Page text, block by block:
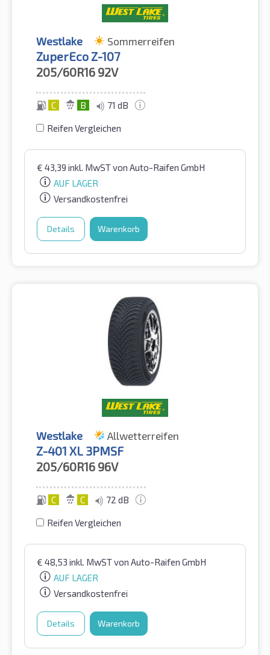
Westlake Sommerreifen
ZuperEco Z-107
205/60R16 92V
C B 71 dB
Reifen Vergleichen
€ 43,39 inkl. MwSTvon Auto-Raifen GmbH
AUF LAGER
Versandkostenfrei
Details Warenkorb
Westlake Allwetterreifen
Z-401 XL 3PMSF
205/60R16 96V
C C 72 dB
Reifen Vergleichen
€ 48,53 inkl. MwSTvon Auto-Raifen GmbH
AUF LAGER
Versandkostenfrei
Details Warenkorb